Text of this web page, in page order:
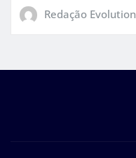
Redação Evolution